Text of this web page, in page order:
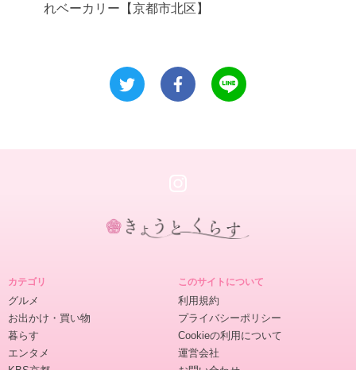
れベーカリー【京都市北区】
カテゴリ
グルメ
お出かけ・買い物
暮らす
エンタメ
このサイトについて
利用規約
プライバシーポリシー
Cookieの利用について
運営会社